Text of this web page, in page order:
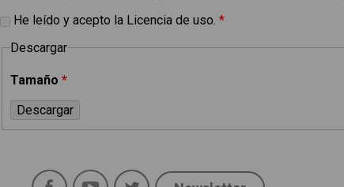
He leído y acepto la Licencia de uso. *
Descargar
Tamaño *
FacebookYouTubeTwitter
Legal
Aviso Legal